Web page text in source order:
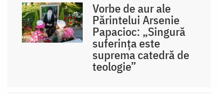
Vorbe de aur ale
Părintelui Arsenie
Papacioc: „Singură
suferința este
suprema catedră de
teologie”